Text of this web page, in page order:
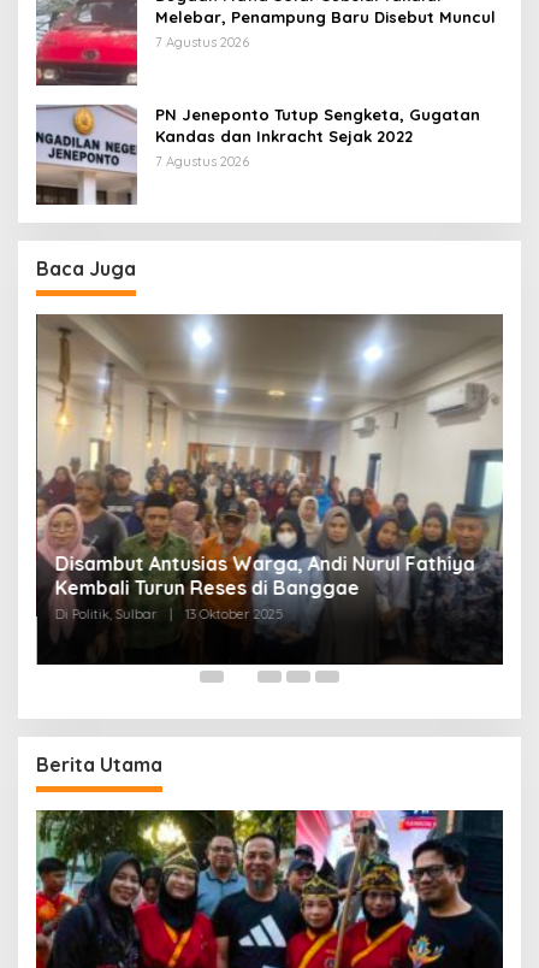
Melebar, Penampung Baru Disebut Muncul
7 Agustus 2026
PN Jeneponto Tutup Sengketa, Gugatan
Kandas dan Inkracht Sejak 2022
7 Agustus 2026
Baca Juga
Disambut Antusias Warga, Andi Nurul Fathiya
Kembali Turun Reses di Banggae
Di Politik, Sulbar | 13 Oktober 2025
Berita Utama